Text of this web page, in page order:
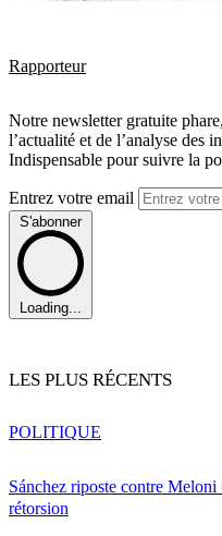
Rapporteur
Notre newsletter gratuite
l’actualité et de l’analyse des
Indispensable pour suivre la
Entrez votre email
S'abonner
Loading...
LES PLUS RÉCENTS
Sánchez riposte contre Meloni
rétorsion
POLITIQUE